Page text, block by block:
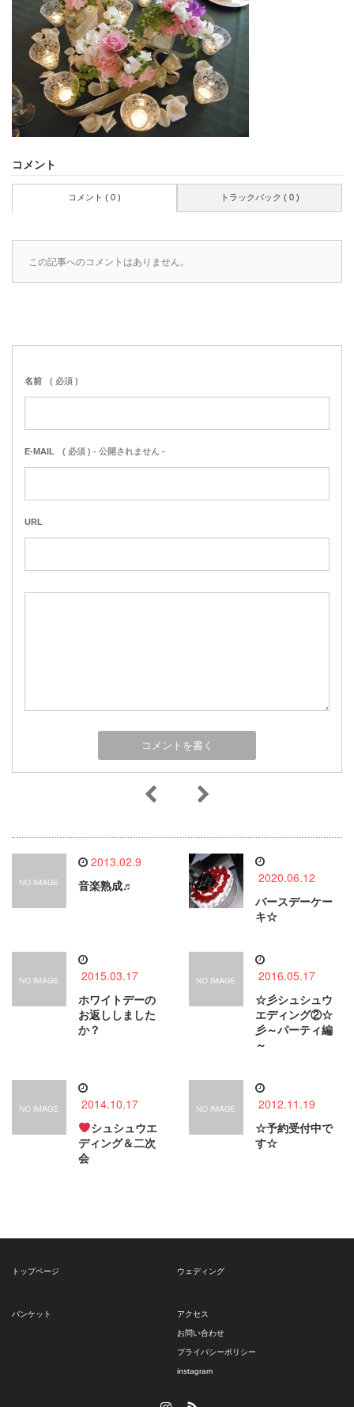
コメント
コメント ( 0 ) トラックバック ( 0 )
この記事へのコメントはありません。
名前 ( 必須 )
E-MAIL ( 必須 ) - 公開されません -
URL
2013.02.9
音楽熟成♬
2020.06.12
バースデーケー
キ☆
2015.03.17
ホワイトデーの
お返ししました
か？
2016.05.17
☆彡シュシュウ
エディング②☆
彡～パーティ編
～
2014.10.17
シュシュウエ
ディング＆二次
会
2012.11.19
☆予約受付中で
す☆
トップページ ウェディング
バンケット アクセス
お問い合わせ
プライバシーポリシー
instagram